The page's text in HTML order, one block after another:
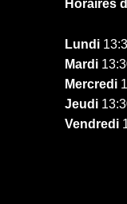
Horaires
Lundi
Mardi
Mercredi
Jeudi
Vendredi